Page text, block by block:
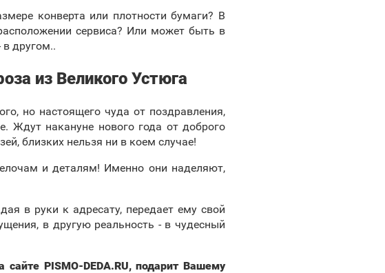
конверта или плотности бумаги? В
сервиса? Или может быть в
в другом..
из Великого Устюга
но настоящего чуда от поздравления,
Ждут накануне нового года от доброго
близких нельзя ни в коем случае!
и деталям! Именно они наделяют,
в руки к адресату, передает ему свой
в другую реальность - в чудесный
PISMO-DEDA.RU, подарит Вашему